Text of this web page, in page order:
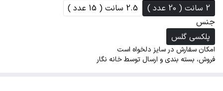
2 سانت ( 20 عدد )
2.5 سانت ( 15 عدد )
جنس
پلکسی گلس
امکان سفارش در سایز دلخواه است
فروش، بسته بندی و ارسال توسط خانه نگار